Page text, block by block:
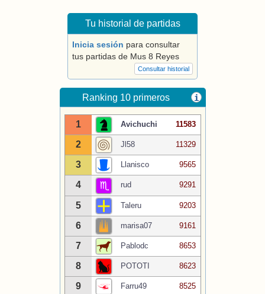
Tu historial de partidas
Inicia sesión para consultar
tus partidas de Mus 8 Reyes
Consultar historial
Ranking 10 primeros i
1 Avichuchi 11583
2 Jl58 11329
3 Llanisco 9565
4 rud 9291
5 Taleru 9203
6 marisa07 9161
7 Pablodc 8653
8 POTOTI 8623
9 Farru49 8525